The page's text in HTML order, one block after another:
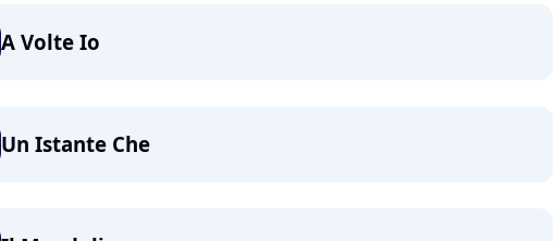
A Volte Io
Un Istante Che